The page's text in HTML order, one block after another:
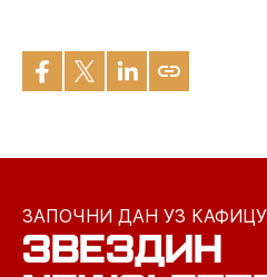
ЗАПОЧНИ ДАН УЗ
ЗВЕЗДИН